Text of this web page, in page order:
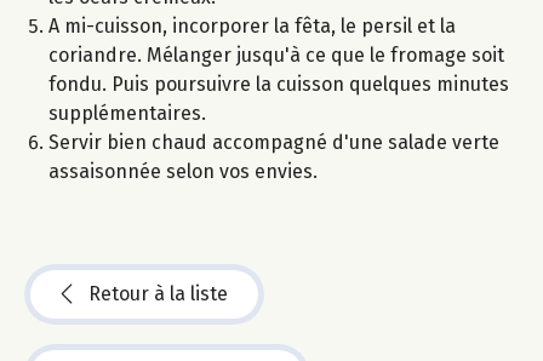
A mi-cuisson, incorporer la fêta, le persil et la
coriandre. Mélanger jusqu'à ce que le fromage soit
fondu. Puis poursuivre la cuisson quelques minutes
supplémentaires.
Servir bien chaud accompagné d'une salade verte
assaisonnée selon vos envies.
Retour à la liste